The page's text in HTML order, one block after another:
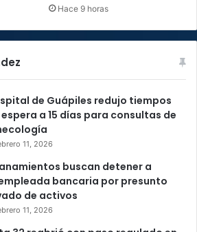
Hace 9 horas
de Guápiles redujo tiempos
a 15 días para consultas de
11, 2026
buscan detener a
bancaria por presunto
de activos
11, 2026